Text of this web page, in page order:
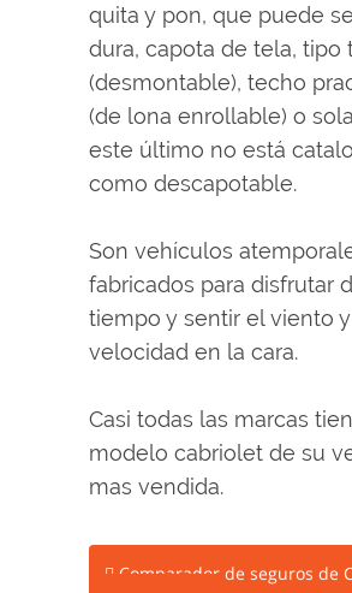
quita y pon, que puede
dura, capota de tela, tipo
(desmontable), techo
(de lona enrollable) o
este último no está
como descapotable.
Son vehículos
fabricados para disfrutar
tiempo y sentir el viento
velocidad en la cara.
Casi todas las marcas
modelo cabriolet de su
mas vendida.
Comparador de seguros de